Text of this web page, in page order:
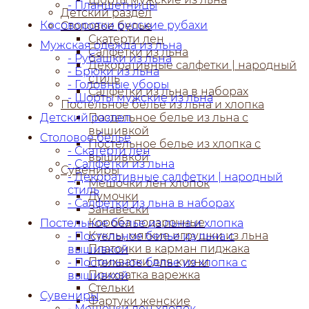
Детский раздел
Столовое белье
Скатерти лен
Салфетки из льна
Декоративные салфетки | народный
стиль
Салфетки из льна в наборах
Постельное белье из льна и хлопка
Постельное белье из льна с
вышивкой
Постельное белье из хлопка с
вышивкой
Сувениры
Мешочки лен хлопок
Думочки
Занавески
Короба подарочные
Куклы, мягкие игрушки из льна
Платочки в карман пиджака
Прихватки для кухни
Прихватка варежка
Стельки
Фартуки женские
- Планшетницы
Косоворотки русские рубахи
Мужская одежда из льна
- Рубашки из льна
- Брюки из льна
- Головные уборы
- Шорты мужские из льна
Детский раздел
Столовое белье
- Скатерти лен
- Салфетки из льна
- Декоративные салфетки | народный
стиль
- Салфетки из льна в наборах
Постельное белье из льна и хлопка
- Постельное белье из льна с
вышивкой
- Постельное белье из хлопка с
вышивкой
Сувениры